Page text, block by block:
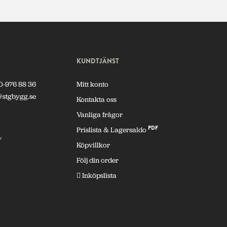
976 88 36
KUNDTJÄNST
Mitt konto
Kontakta oss
Vanliga frågor
Prislista & Lagersaldo PDF
Köpvillkor
Följ din order
Inköpslista